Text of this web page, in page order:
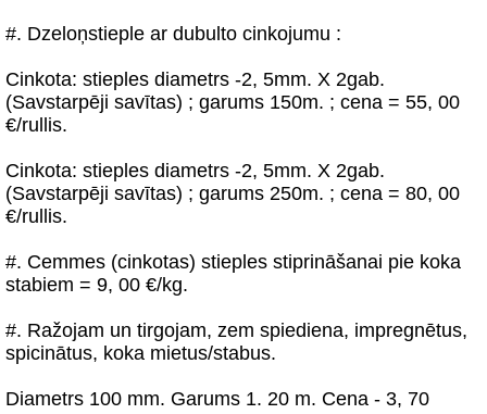
#. Dzeloņstieple ar dubulto cinkojumu :
Cinkota: stieples diametrs -2, 5mm. X 2gab.
(Savstarpēji savītas) ; garums 150m. ; cena = 55, 00
€/rullis.
Cinkota: stieples diametrs -2, 5mm. X 2gab.
(Savstarpēji savītas) ; garums 250m. ; cena = 80, 00
€/rullis.
#. Cemmes (cinkotas) stieples stiprināšanai pie koka
stabiem = 9, 00 €/kg.
#. Ražojam un tirgojam, zem spiediena, impregnētus,
spicinātus, koka mietus/stabus.
Diametrs 100 mm. Garums 1. 20 m. Cena - 3, 70